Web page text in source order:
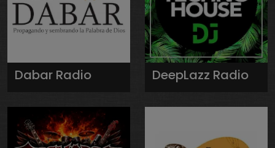
Dabar Radio DeepLazz Radio